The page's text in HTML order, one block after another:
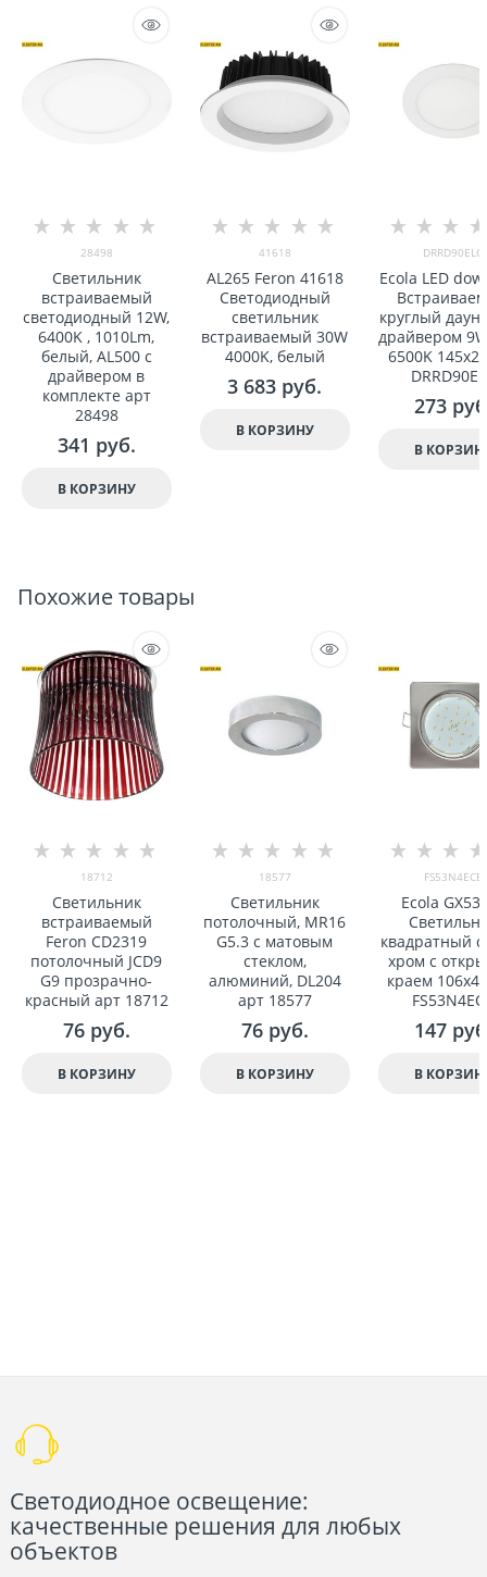
28498
Светильник
встраиваемый
светодиодный 12W,
6400K , 1010Lm,
белый, AL500 с
драйвером в
комплекте арт
28498
341 руб.
В КОРЗИНУ
41618
AL265 Feron 41618
Светодиодный
светильник
встраиваемый 30W
4000K, белый
3 683 руб.
В КОРЗИНУ
DRRD90ELC
Ecola LED
круглый
драйвером
6500K
273
В
Похожие товары
18712
Светильник
встраиваемый
Feron CD2319
потолочный JCD9
G9 прозрачно-
красный арт 18712
76 руб.
В КОРЗИНУ
18577
Светильник
потолочный, MR16
G5.3 с матовым
стеклом,
алюминий, DL204
арт 18577
76 руб.
В КОРЗИНУ
FS53N4ECB
Ecola GX53
квадратный
хром с
краем
147
В
Светодиодное освещение:
качественные решения для любых
объектов